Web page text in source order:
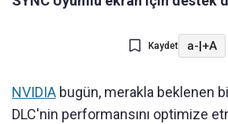
Kaydet a-|+A
NVIDIA bugün, merakla beklenen
DLC'nin performansını optimize